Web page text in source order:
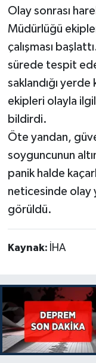
Olay sonrası
Müdürlüğü
çalışması
sürede tespit
saklandığı yerde
ekipleri olayla
bildirdi.
Öte yandan,
soyguncunun
panik halde
neticesinde olay
görüldü.
Kaynak: İHA